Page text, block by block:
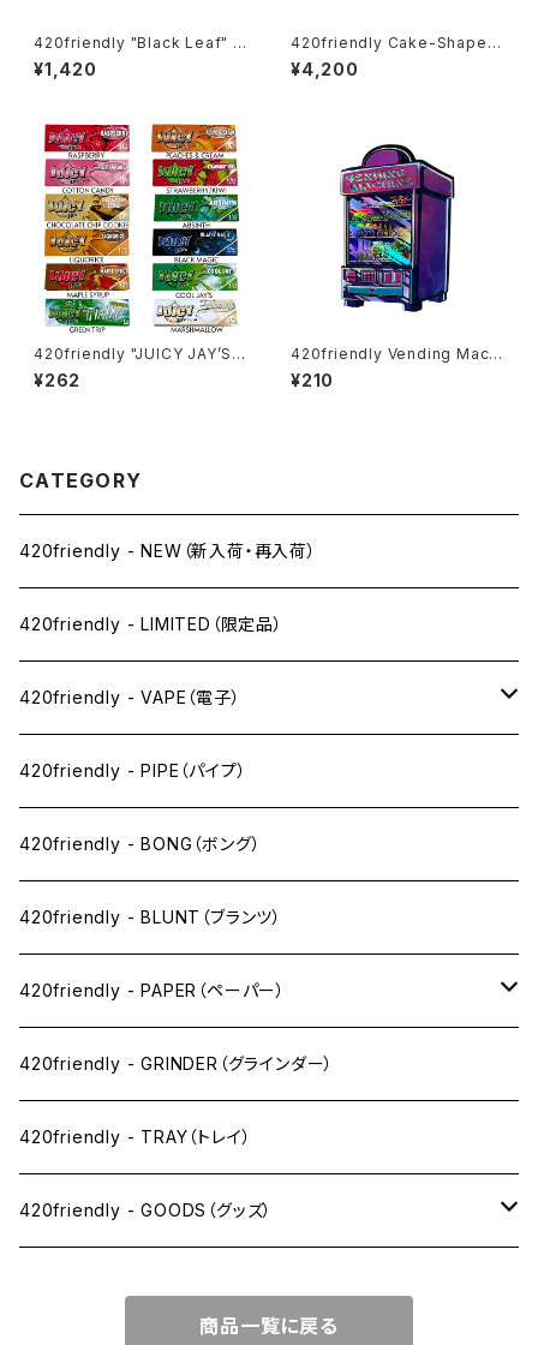
420friendly "Black Leaf" G
lass Pipe / リーフ ガラスパイ
プ – 10cm カーブタイプ
¥1,420
420friendly Cake-Shaped
Metal Grinder (4層構造）グラ
インダー
¥4,200
420friendly "JUICY JAY’S"
フレーバーペーパー（1¼サイズ
／ 32枚入り）
¥262
420friendly Vending Machi
ne Pack｜ベンディングマシン
パケ（3枚入り）
¥210
CATEGORY
420friendly - NEW（新入荷・再入荷）
420friendly - LIMITED（限定品）
420friendly - VAPE（電子）
ペン下
ニコパフ系
ドライ系
ワックス系
420friendly - PIPE（パイプ）
420friendly - BONG（ボング）
420friendly - BLUNT（ブランツ）
420friendly - PAPER（ペーパー）
SW(シングルワイド）サイズ
1 1/4サイズ
キングサイズスリム
420friendly - GRINDER（グラインダー）
420friendly - TRAY（トレイ）
420friendly - GOODS（グッズ）
商品一覧に戻る